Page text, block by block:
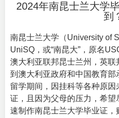
2024年南昆士兰大学
到
南昆士兰大学（University of
UniSQ，或“南昆大”，原名
澳大利亚联邦昆士兰州，英
到澳大利亚政府和中国教育
留学期间，因挂科等各种原
证，且因为父母的压力，希
速制作南昆士兰大学毕业证，